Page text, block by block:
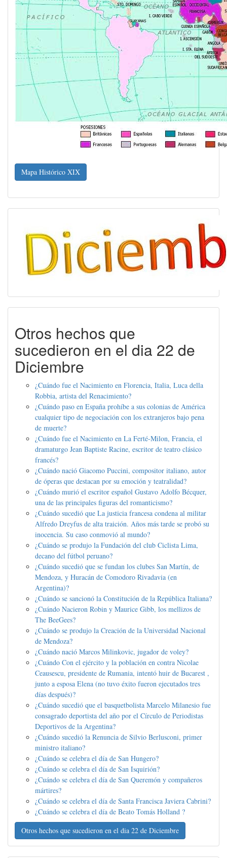
Mapa Histórico XIX
Otros hechos que
sucedieron en el dia 22 de
Diciembre
¿Cuándo fue el Nacimiento en Florencia, Italia, Luca della
Robbia, artista del Renacimiento?
¿Cuándo paso en España prohíbe a sus colonias de América
cualquier tipo de negociación con los extranjeros bajo pena
de muerte?
¿Cuándo fue el Nacimiento en La Ferté-Milon, Francia, el
dramaturgo Jean Baptiste Racine, escritor de teatro clásico
francés?
¿Cuándo nació Giacomo Puccini, compositor italiano, autor
de óperas que destacan por su emoción y teatralidad?
¿Cuándo murió el escritor español Gustavo Adolfo Bécquer,
una de las principales figuras del romanticismo?
¿Cuándo sucedió que La justicia francesa condena al militar
Alfredo Dreyfus de alta traición. Años más tarde se probó su
inocencia. Su caso conmovió al mundo?
¿Cuándo se produjo la Fundación del club Ciclista Lima,
decano del fútbol peruano?
¿Cuándo sucedió que se fundan los clubes San Martín, de
Mendoza, y Huracán de Comodoro Rivadavia (en
Argentina)?
¿Cuándo se sancionó la Constitución de la República Italiana?
¿Cuándo Nacieron Robin y Maurice Gibb, los mellizos de
The BeeGees?
¿Cuándo se produjo la Creación de la Universidad Nacional
de Mendoza?
¿Cuándo nació Marcos Milinkovic, jugador de voley?
¿Cuándo Con el ejército y la población en contra Nicolae
Ceausescu, presidente de Rumania, intentó huir de Bucarest ,
junto a esposa Elena (no tuvo éxito fueron ejecutados tres
días después)?
¿Cuándo sucedió que el basquetbolista Marcelo Milanesio fue
consagrado deportista del año por el Círculo de Periodistas
Deportivos de la Argentina?
¿Cuándo sucedió la Renuncia de Silvio Berlusconi, primer
ministro italiano?
¿Cuándo se celebra el día de San Hungero?
¿Cuándo se celebra el día de San Isquirión?
¿Cuándo se celebra el día de San Queremón y compañeros
mártires?
¿Cuándo se celebra el día de Santa Francisca Javiera Cabrini?
¿Cuándo se celebra el día de Beato Tomás Holland ?
Otros hechos que sucedieron en el dia 22 de Diciembre